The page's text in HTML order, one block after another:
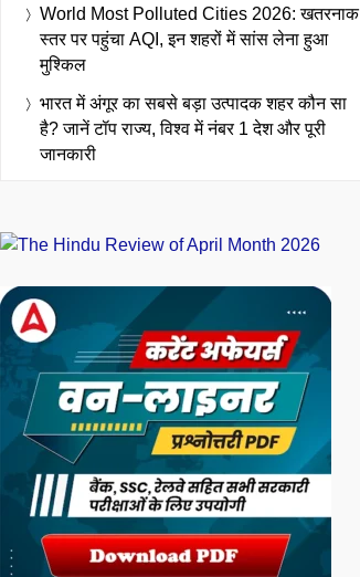
World Most Polluted Cities 2026: खतरनाक
स्तर पर पहुंचा AQI, इन शहरों में सांस लेना हुआ
मुश्किल
भारत में अंगूर का सबसे बड़ा उत्पादक शहर कौन सा
है? जानें टॉप राज्य, विश्व में नंबर 1 देश और पूरी
जानकारी